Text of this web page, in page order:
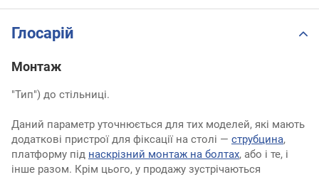
Глосарій
Монтаж
"Тип") до стільниці.
Даний параметр уточнюється для тих моделей, які мають
додаткові пристрої для фіксації на столі — струбцина,
платформу під наскрізний монтаж на болтах, або і те, і
інше разом. Крім цього, у продажу зустрічаються